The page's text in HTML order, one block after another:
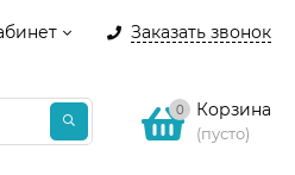
Заказать звонок
0 Корзина
(пусто)